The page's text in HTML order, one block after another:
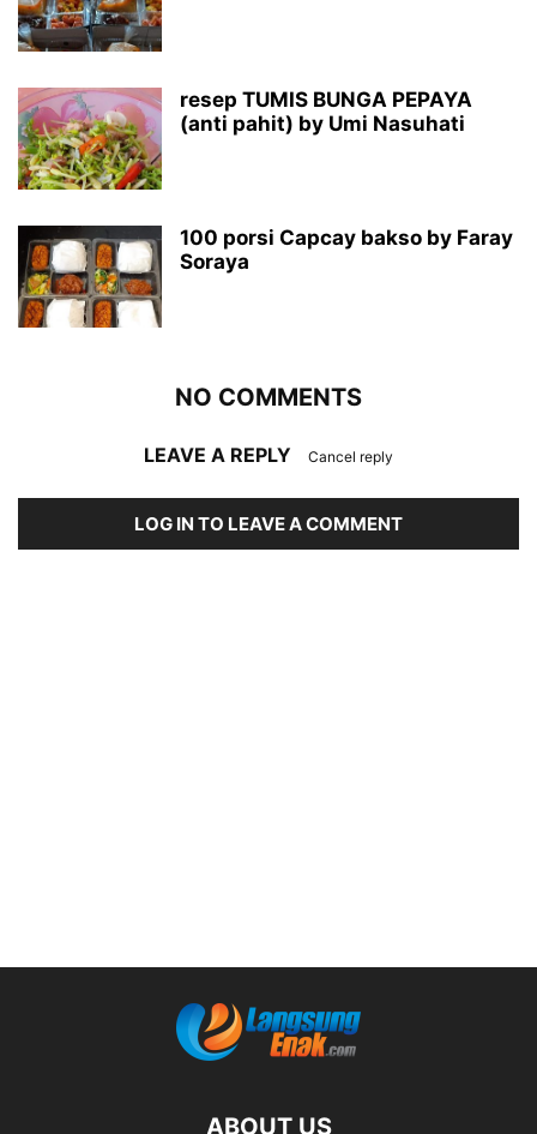
resep TUMIS BUNGA PEPAYA
(anti pahit) by Umi Nasuhati
100 porsi Capcay bakso by Faray
Soraya
NO COMMENTS
LEAVE A REPLY Cancel reply
LOG IN TO LEAVE A COMMENT
ABOUT US